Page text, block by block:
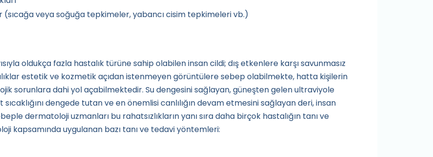
(sıcağa veya soğuğa tepkimeler, yabancı cisim tepkimeleri vb.)
oldukça fazla hastalık türüne sahip olabilen insan cildi; dış etkenlere karşı savunmasız
estetik ve kozmetik açıdan istenmeyen görüntülere sebep olabilmekte, hatta kişilerin
sorunlara dahi yol açabilmektedir. Su dengesini sağlayan, güneşten gelen ultraviyole
sıcaklığını dengede tutan ve en önemlisi canlılığın devam etmesini sağlayan deri, insan
dermatoloji uzmanları bu rahatsızlıkların yanı sıra daha birçok hastalığın tanı ve
kapsamında uygulanan bazı tanı ve tedavi yöntemleri: